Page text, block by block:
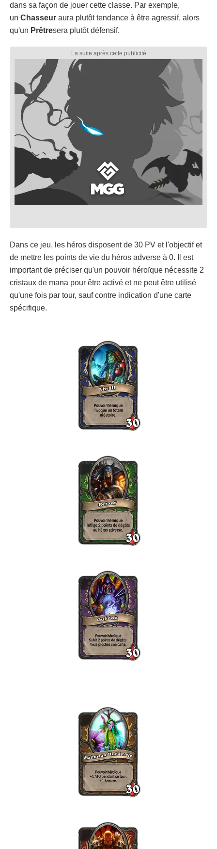
dans sa façon de jouer cette classe. Par exemple,
un Chasseur aura plutôt tendance à être agressif, alors
qu'un Prêtresera plutôt défensif.
Dans ce jeu, les héros disposent de 30 PV et l'objectif et
de mettre les points de vie du héros adverse à 0. Il est
important de préciser qu'un pouvoir héroïque nécessite 2
cristaux de mana pour être activé et ne peut être utilisé
qu'une fois par tour, sauf contre indication d'une carte
spécifique.